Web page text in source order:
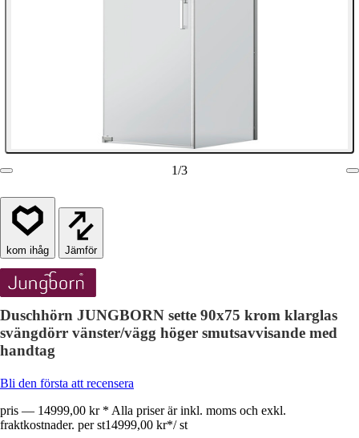
1/3
Jämför
Duschhörn JUNGBORN sette 90x75 krom klarglas
svängdörr vänster/vägg höger smutsavvisande med
handtag
Bli den första att recensera
pris — 14999,00 kr * Alla priser är inkl. moms och exkl.
fraktkostnader. per st14999,00 kr*/ st